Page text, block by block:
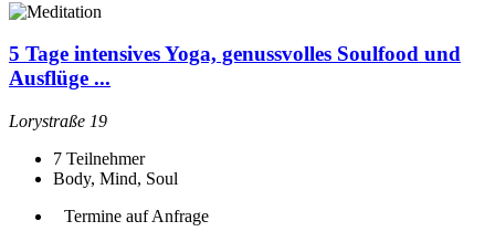
5 Tage intensives Yoga, genussvolles Soulfood und
Ausflüge ...
Lorystraße 19
7 Teilnehmer
Body, Mind, Soul
Termine auf Anfrage